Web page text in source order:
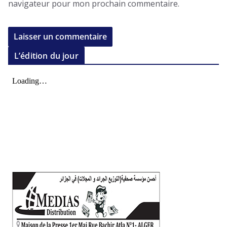
navigateur pour mon prochain commentaire.
L’édition du jour